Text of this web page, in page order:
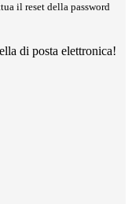
il reset della password
di posta elettronica!